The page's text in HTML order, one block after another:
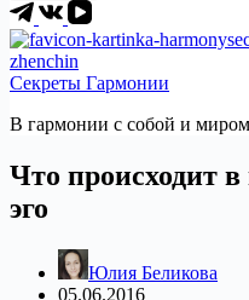
Секреты Гармонии
В гармонии c собой и миром
Что происходит в
эго
Юлия Беликова
05.06.2016